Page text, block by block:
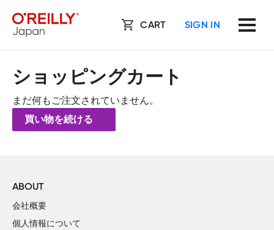
CART SIGN IN
ショッピングカート
まだ何もご注文されていません。
買い物を続ける
ABOUT
会社概要
個人情報について